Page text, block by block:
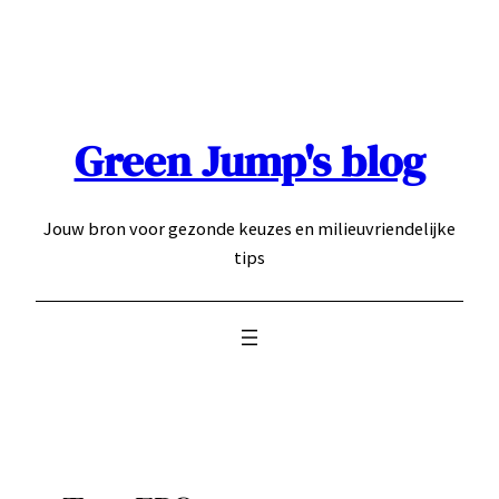
Green Jump's blog
Jouw bron voor gezonde keuzes en milieuvriendelijke
tips